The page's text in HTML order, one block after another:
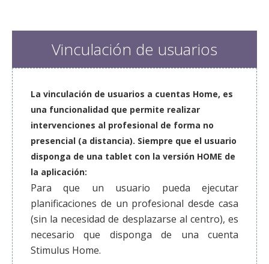
Vinculación de usuarios
La vinculación de usuarios a cuentas Home, es
una funcionalidad que permite realizar
intervenciones al profesional de forma no
presencial (a distancia). Siempre que el usuario
disponga de una tablet con la versión HOME de
la aplicación:
Para que un usuario pueda ejecutar
planificaciones de un profesional desde casa
(sin la necesidad de desplazarse al centro), es
necesario que disponga de una cuenta
Stimulus Home.